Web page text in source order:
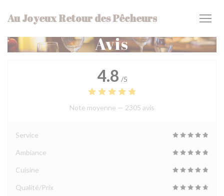
Au Joyeux Retour des Pêcheurs
Avis
4.8 /5
Note moyenne — 2305 avis
Service
Ambiance
Cuisine
Qualité/Prix